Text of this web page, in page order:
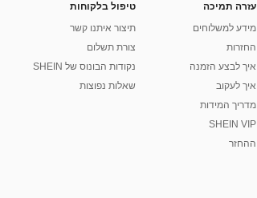
עזרה תמיכה
מידע למשלוחים
החזרות
איך לבצע הזמנה
איך לעקוב
מדריך המידות
SHEIN VIP
ההחזר
טיפול בלקוחות
תיצור איתנו קשר
צורת תשלום
נקודות הבונוס של SHEIN
שאלות נפוצות